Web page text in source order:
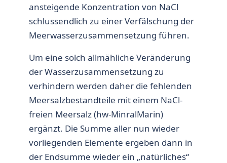
ansteigende Konzentration von NaCl
schlussendlich zu einer Verfälschung der
Meerwasserzusammensetzung führen.
Um eine solch allmähliche Veränderung
der Wasserzusammensetzung zu
verhindern werden daher die fehlenden
Meersalzbestandteile mit einem NaCl-
freien Meersalz (hw-MinralMarin)
ergänzt. Die Summe aller nun wieder
vorliegenden Elemente ergeben dann in
der Endsumme wieder ein „natürliches“